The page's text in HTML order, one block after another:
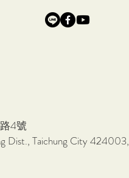
4號
Dist., Taichung City 424003,